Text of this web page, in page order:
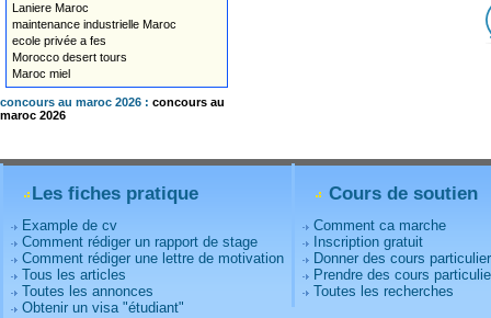
Laniere Maroc
maintenance industrielle Maroc
ecole privée a fes
Morocco desert tours
Maroc miel
concours au maroc 2026 : concours au
maroc 2026
Les fiches pratique
Example de cv
Comment rédiger un rapport de stage
Comment rédiger une lettre de motivation
Tous les articles
Toutes les annonces
Obtenir un visa "étudiant"
Cours de soutien
Comment ca marche
Inscription gratuit
Donner des cours
Prendre des cours
Toutes les recherches